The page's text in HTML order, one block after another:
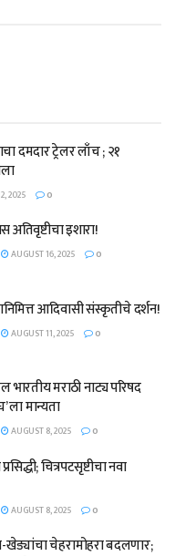
दमदार ट्रेलर लाँच ; २१
2025 0
अतिवृष्टीचा इशारा!
AUGUST 16, 2025 0
आदिवासी संस्कृतीचे दर्शन!
AUGUST 11, 2025 0
मराठी नाट्य परिषद
ला मान्यता
AUGUST 8, 2025 0
चित्रपटसृष्टीचा नवा
AUGUST 8, 2025 0
चेहरामोहरा बदलणार;